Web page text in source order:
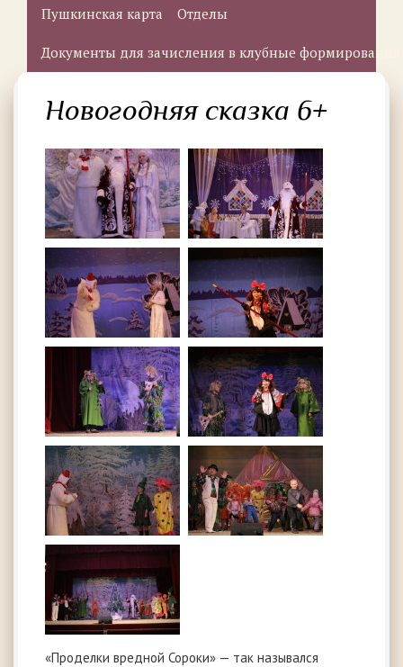
Пушкинская карта Отделы
Документы для зачисления в клубные формирования
Новогодняя сказка 6+
«Проделки вредной Сороки» — так назывался